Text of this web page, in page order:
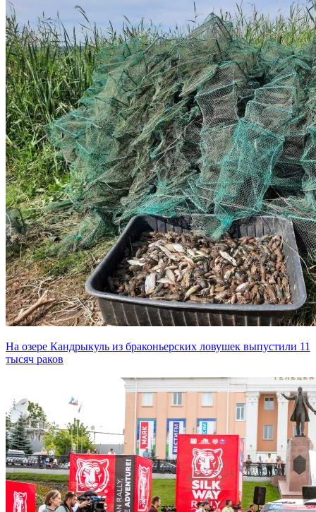
На озере Кандрыкуль из браконьерских ловушек выпустили 11
тысяч раков